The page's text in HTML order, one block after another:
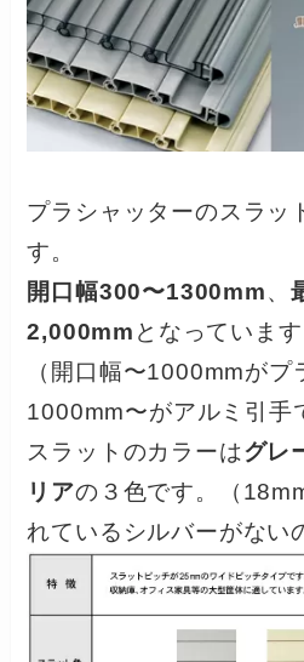
プラシャッターのスラッ
す。
開口幅300〜1300mm、
2,000mm となっています
（開口幅〜1000mmがプ
1000mm〜がアルミ引手
スラットのカラーはグレ
リアの３色です。（
れているシルバーがない